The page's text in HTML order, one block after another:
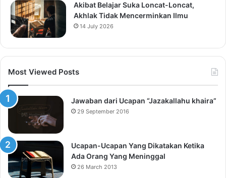
Akibat Belajar Suka Loncat-Loncat,
Akhlak Tidak Mencerminkan Ilmu
14 July 2026
Most Viewed Posts
Jawaban dari Ucapan “Jazakallahu khaira”
29 September 2016
Ucapan-Ucapan Yang Dikatakan Ketika
Ada Orang Yang Meninggal
26 March 2013